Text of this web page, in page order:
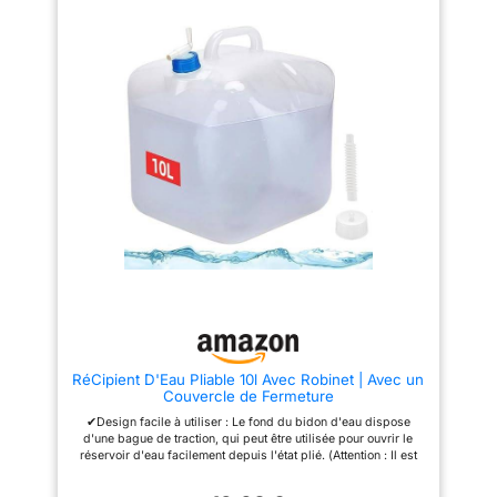
à transporter : il suffit d'ouvrir le
bouchon d'air dans les
récipients de stockage d'eau, et
l'eau coulera, ce qui permet un
accès rapide à l'eau. La buse
vitesse du débit d'eau. La taille
compacte et la poignée facile à
transporter du réservoir d'eau
portable pour le camping le
rendent facile à transporter, et
un bidon d'eau de 3 à 5 gallons
(environ 11 à 19 litres) pour le
camping est la capacité
boîtes de rangement de
ouverture, assez pour accueillir
vos bras, vous permettant de
grande ouverture des récipients
de stockage d'eau potable est
très utile car elle vous permet
lave-vaisselle et au congélateur.
Ensemble de rangement peu
encombrant pour une utilisation
quotidienne, également idéal
le travail et l'école et est
RéCipient D'Eau Pliable 10l Avec Robinet | Avec un
Couvercle de Fermeture
✔Design facile à utiliser : Le fond du bidon d'eau dispose
d'une bague de traction, qui peut être utilisée pour ouvrir le
réservoir d'eau facilement depuis l'état plié. (Attention : Il est